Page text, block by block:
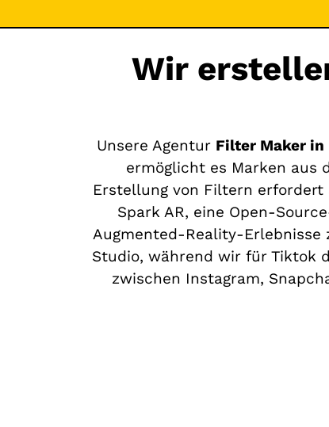
Wir
Unsere Agentur Filter Maker
ermöglicht es Marken aus
Erstellung von Filtern
Spark AR, eine Open-
Augmented-Reality-Erlebnisse
Studio, während wir für Tiktok
zwischen Instagram,